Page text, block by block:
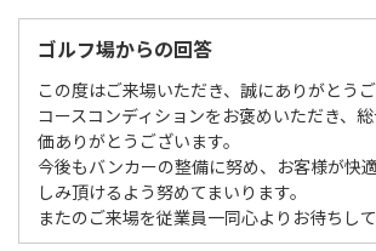
ゴルフ場からの回答
この度はご来場いただき、誠にありがとうご
コースコンディションをお褒めいただき、
価ありがとうございます。
今後もバンカーの整備に努め、お客様が快
しみ頂けるよう努めてまいります。
またのご来場を従業員一同心よりお待ちして